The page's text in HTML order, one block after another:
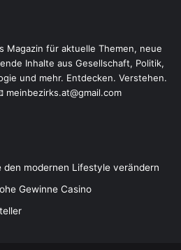
Magazin für aktuelle Themen, neue
Inhalte aus Gesellschaft, Politik,
und mehr. Entdecken. Verstehen.
meinbezirks.at@gmail.com
den modernen Lifestyle verändern
Gewinne Casino